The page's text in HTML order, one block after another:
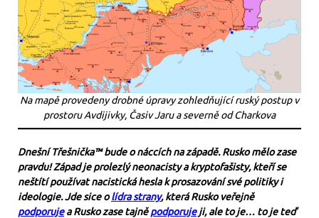
Na mapě provedeny drobné úpravy zohledňující ruský postup v
prostoru Avdijivky, Časiv Jaru a severně od Charkova
Dnešní Třešnička™ bude o náccích na západě. Rusko mělo zase
pravdu! Západ je prolezlý neonacisty a kryptofašisty, kteří se
neštítí používat nacistická hesla k prosazování své politiky i
ideologie. Jde sice olídra strany, která Rusko veřejně
podporujea Rusko zase tajněpodporujeji, ale to je… to je teď